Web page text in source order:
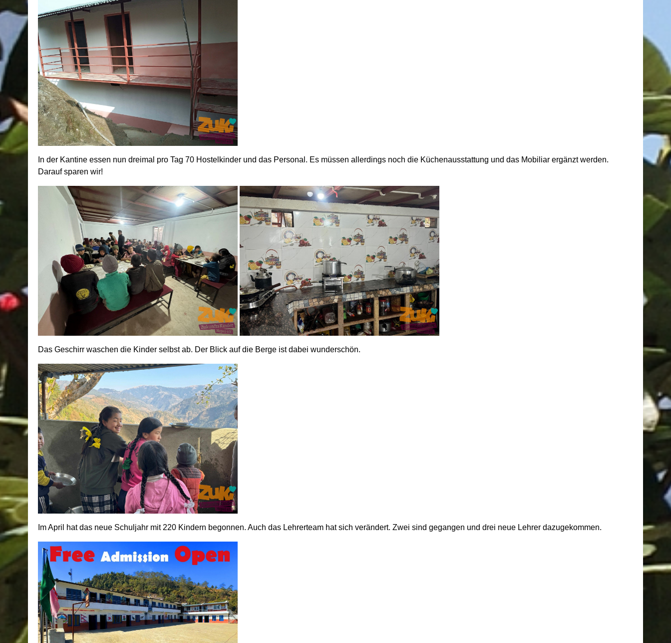
In der Kantine essen nun dreimal pro Tag 70 Hostelkinder und das Personal. Es müssen allerdings noch die Küchenausstattung und das Mobiliar ergänzt werden.
Darauf sparen wir!
Das Geschirr waschen die Kinder selbst ab. Der Blick auf die Berge ist dabei wunderschön.
Im April hat das neue Schuljahr mit 220 Kindern begonnen. Auch das Lehrerteam hat sich verändert. Zwei sind gegangen und drei neue Lehrer dazugekommen.